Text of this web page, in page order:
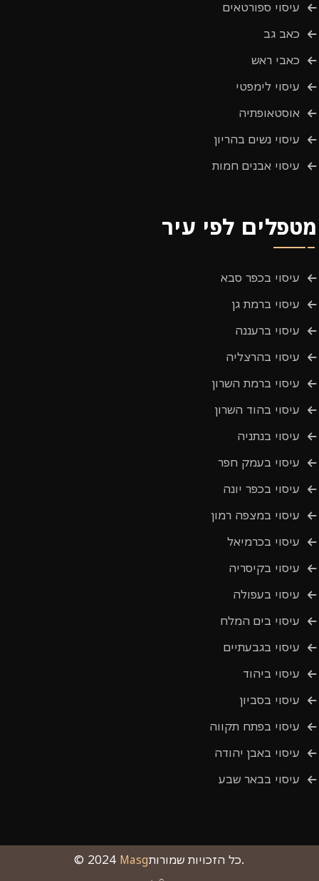
עיסוי ספורטאים
כאב גב
כאבי ראש
עיסוי לימפטי
אוסטאופתיה
עיסוי נשים בהריון
עיסוי אבנים חמות
מטפלים לפי עיר
עיסוי בכפר סבא
עיסוי ברמת גן
עיסוי ברעננה
עיסוי בהרצליה
עיסוי ברמת השרון
עיסוי בהוד השרון
עיסוי בנתניה
עיסוי בעמק חפר
עיסוי בכפר יונה
עיסוי במצפה רמון
עיסוי בכרמיאל
עיסוי בקיסריה
עיסוי בעפולה
עיסוי בים המלח
עיסוי בגבעתיים
עיסוי ביהוד
עיסוי בסביון
עיסוי בפתח תקווה
עיסוי באבן יהודה
עיסוי בבאר שבע
© 2024 Masg כל הזכויות שמורות.